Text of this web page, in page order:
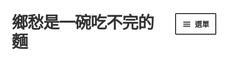
跳
至
導
跳
至
主
鄉愁是一碗吃不完的
麵
選單